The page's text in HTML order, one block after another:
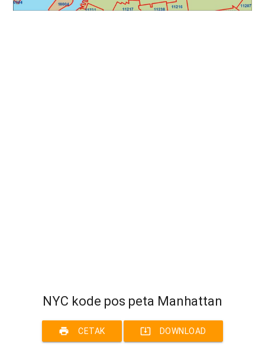
NYC kode pos peta Manhattan
print CETAK system_update_alt DOWNLOAD